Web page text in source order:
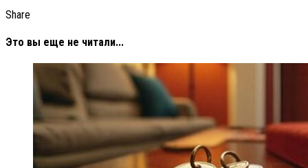
Share
Это вы еще не читали...